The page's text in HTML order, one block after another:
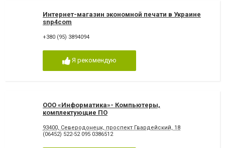
Интернет-магазин экономной печати в Украине
snp4com
+380 (95) 3894094
Я рекомендую
ООО «Информатика»- Компьютеры,
комплектующие ПО
93400, Северодонецк, проспект Гвардейский, 18
(06452) 522-52 095 0386512